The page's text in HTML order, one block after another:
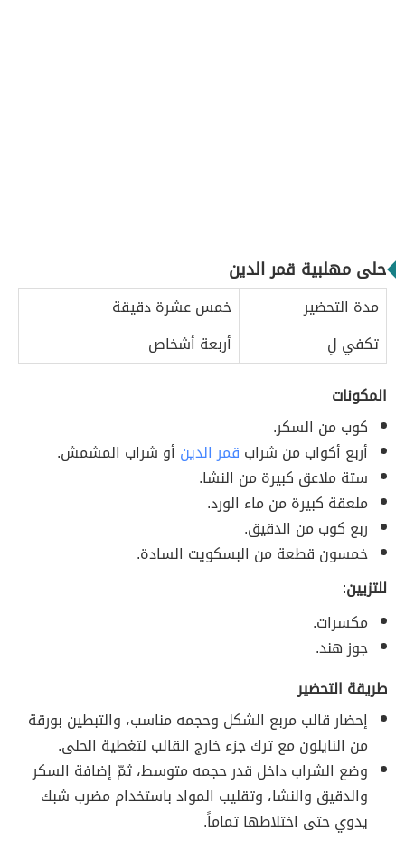
حلى مهلبية قمر الدين
مدة التحضير
خمس عشرة دقيقة
تكفي لِ
أربعة أشخاص
المكونات
كوب من السكر.
أربع أكواب من شراب قمر الدين أو شراب المشمش.
ستة ملاعق كبيرة من النشا.
ملعقة كبيرة من ماء الورد.
ربع كوب من الدقيق.
خمسون قطعة من البسكويت السادة.
للتزيين:
مكسرات.
جوز هند.
طريقة التحضير
إحضار قالب مربع الشكل وحجمه مناسب، والتبطين بورقة
من النايلون مع ترك جزء خارج القالب لتغطية الحلى.
وضع الشراب داخل قدر حجمه متوسط، ثمّ إضافة السكر
والدقيق والنشا، وتقليب المواد باستخدام مضرب شبك
يدوي حتى اختلاطها تماماً.